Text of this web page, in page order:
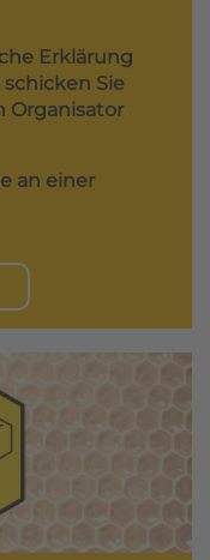
Erklärung
Sie
Organisator
an einer